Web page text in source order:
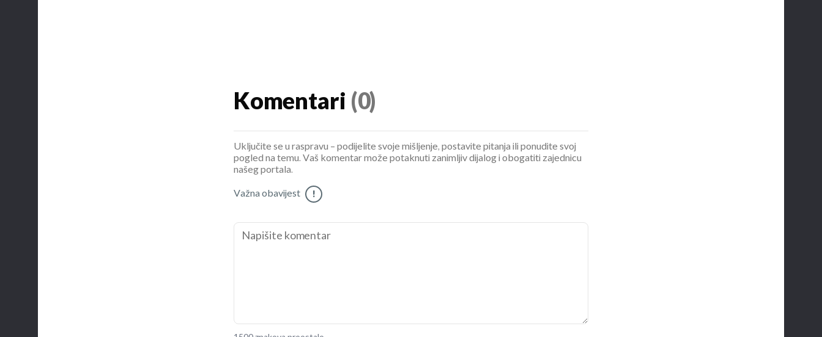
Komentari (0)
Uključite se u raspravu – podijelite svoje mišljenje, postavite pitanja ili ponudite svoj
pogled na temu. Vaš komentar može potaknuti zanimljiv dijalog i obogatiti zajednicu
našeg portala.
Važna obavijest !